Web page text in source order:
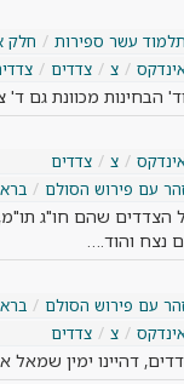
תלמוד עשר ספירות
חלק
צ צדדים
הבחינות מכוונת גם ד'
צ
צדדים
עם פירוש הסולם
הצדדים שהם חו"ג
נצח והוד.…
עם פירוש הסולם
צ צדדים
דהיינו ימין שמאל